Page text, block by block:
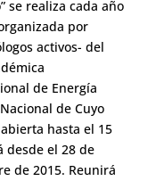
se realiza cada año
por
activos- del
de Energía
de Cuyo
hasta el 15
desde el 28 de
de 2015. Reunirá